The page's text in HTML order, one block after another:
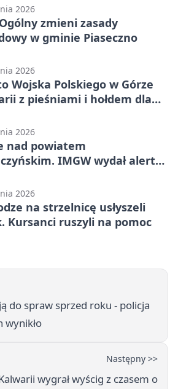
2026
zmieni zasady
w gminie Piaseczno
2026
Wojska Polskiego w Górze
z pieśniami i hołdem dla
2026
nad powiatem
IMGW wydał alert
2026
na strzelnicę usłyszeli
Kursanci ruszyli na pomoc
do spraw sprzed roku - policja
wynikło
Następny >>
wygrał wyścig z czasem o